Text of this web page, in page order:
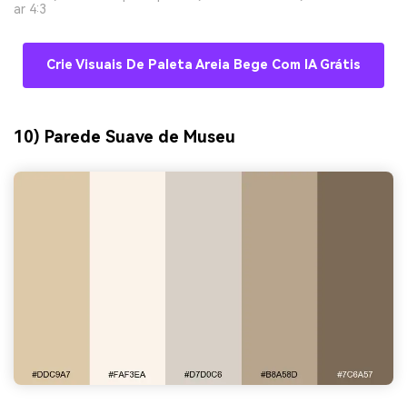
ar 4:3
Crie Visuais De Paleta Areia Bege Com IA Grátis
10) Parede Suave de Museu